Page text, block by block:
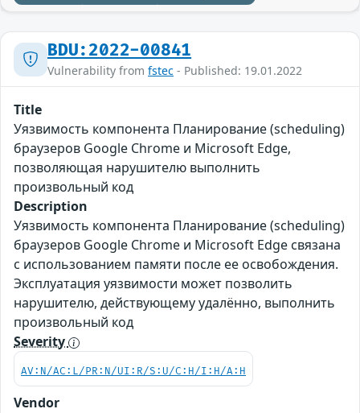
BDU:2022-00841
Vulnerability from fstec - Published: 19.01.2022
Title
Уязвимость компонента Планирование (scheduling)
браузеров Google Chrome и Microsoft Edge,
позволяющая нарушителю выполнить
произвольный код
Description
Уязвимость компонента Планирование (scheduling)
браузеров Google Chrome и Microsoft Edge связана
с использованием памяти после ее освобождения.
Эксплуатация уязвимости может позволить
нарушителю, действующему удалённо, выполнить
произвольный код
Severity
AV:N/AC:L/PR:N/UI:R/S:U/C:H/I:H/A:H
Vendor